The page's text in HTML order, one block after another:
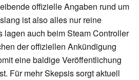
offizielle Angaben rund um
ist also alles nur reine
lagen auch beim Steam Controller
der offiziellen Ankündigung
eine baldige Veröffentlichung
Für mehr Skepsis sorgt aktuell